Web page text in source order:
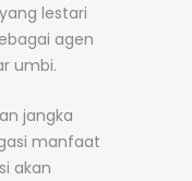
lestari
agen
umbi.
jangka
manfaat
akan